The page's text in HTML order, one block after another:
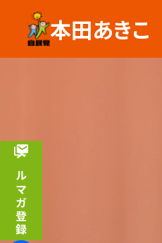
本田あきこ
メルマガ登録